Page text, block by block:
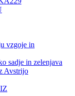
vzgoje in
sadje in zelenjava
Avstrijo